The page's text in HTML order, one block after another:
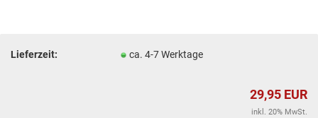
Lieferzeit: ca. 4-7 Werktage
29,95 EUR
inkl. 20% MwSt.